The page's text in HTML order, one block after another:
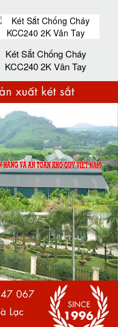
Két Sắt Chống Cháy
KCC240 2K Vân Tay